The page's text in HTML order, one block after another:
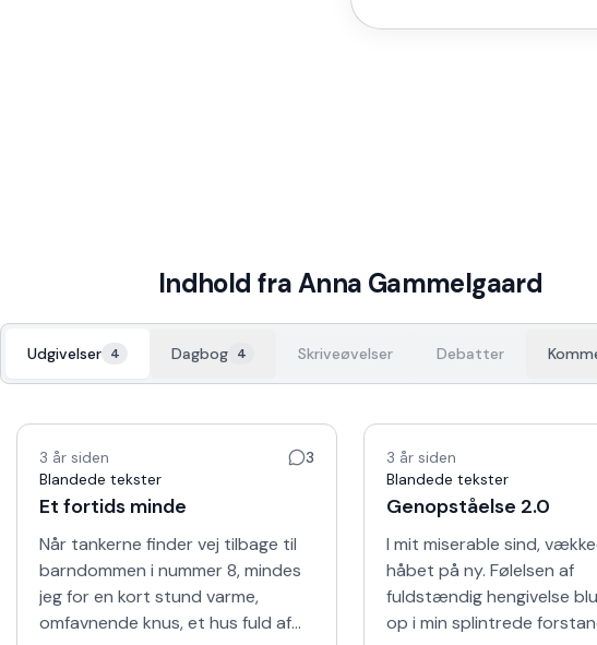
Indhold fraAnna Gammelgaard
Udgivelser 4 Dagbog 4 Skriveøvelser Debatter
3 år siden
3
Blandede tekster
Et fortids minde
Når tankerne finder vej tilbage til
barndommen i nummer 8, mindes
jeg for en kort stund varme,
omfavnende knus, et hus fuld af
3 år siden
Blandede tekster
Genopståelse 2.0
I mit miserable sind,
håbet på ny. Følelsen af
fuldstændig hengivelse
op i min splintrede